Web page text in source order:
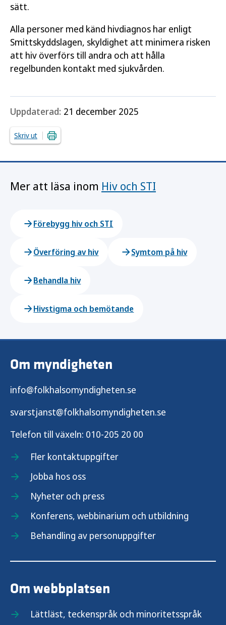
sätt.
Alla personer med känd hivdiagnos har enligt
Smittskyddslagen, skyldighet att minimera risken
att hiv överförs till andra och att hålla
regelbunden kontakt med sjukvården.
Uppdaterad: 21 december 2025
Skriv ut
Mer att läsa inom Hiv och STI
Förebygg hiv och STI
Överföring av hiv Symtom på hiv
Behandla hiv
Hivstigma och bemötande
Om myndigheten
info@folkhalsomyndigheten.se
svarstjanst@folkhalsomyndigheten.se
Telefon till växeln: 010-205 20 00
Fler kontaktuppgifter
Jobba hos oss
Nyheter och press
Konferens, webbinarium och utbildning
Behandling av personuppgifter
Om webbplatsen
Lättläst, teckenspråk och minoritetsspråk